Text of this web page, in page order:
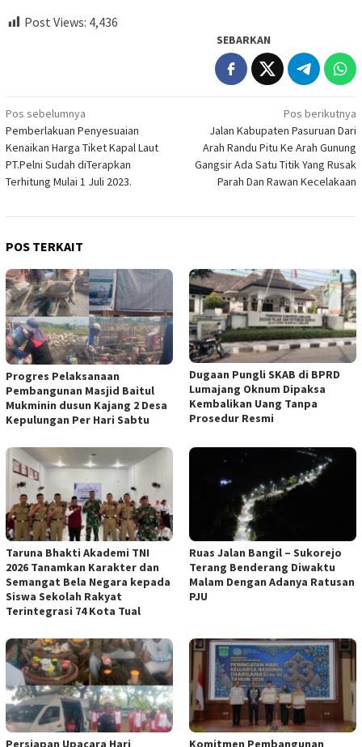
Post Views: 4,436
SEBARKAN
Navigasi
pos
Pos sebelumnya
Pemberlakuan Penyesuaian
Kenaikan Harga Tiket Kapal Laut
PT.Pelni Sudah diTerapkan
Terhitung Mulai 1 Juli 2023.
Pos berikutnya
Jalan Kabupaten Pasuruan Dari
Arah Randu Pitu Ke Arah Gunung
Gangsir Ada Satu Titik Yang Rusak
Parah Dan Rawan Kecelakaan
POS TERKAIT
Progres Pelaksanaan
Pembangunan Masjid Baitul
Mukminin dusun Kajang 2 Desa
Kepulungan Per Hari Sabtu
Dugaan Pungli SKAB di BPRD
Lumajang Oknum Dipaksa
Kembalikan Uang Tanpa
Prosedur Resmi
Taruna Bhakti Akademi TNI
2026 Tanamkan Karakter dan
Semangat Bela Negara kepada
Siswa Sekolah Rakyat
Terintegrasi 74 Kota Tual
Ruas Jalan Bangil – Sukorejo
Terang Benderang Diwaktu
Malam Dengan Adanya Ratusan
PJU
Persiapan Upacara Hari Komitmen Pembangunan